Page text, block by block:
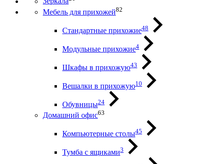
Мебель для прихожей82
Стандартные прихожие48
Модульные прихожие4
Шкафы в прихожую43
Вешалки в прихожую10
Обувницы24
Домашний офис63
Компьютерные столы45
Тумба с ящиками3